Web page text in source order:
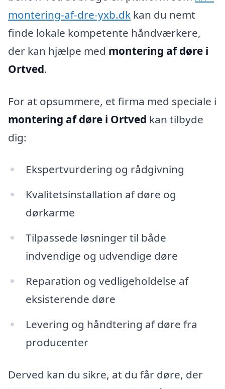
montering-af-dre-yxb.dk kan du nemt
finde lokale kompetente håndværkere,
der kan hjælpe med montering af døre i
Ortved.
For at opsummere, et firma med speciale i
montering af døre i Ortved kan tilbyde
dig:
Ekspertvurdering og rådgivning
Kvalitetsinstallation af døre og
dørkarme
Tilpassede løsninger til både
indvendige og udvendige døre
Reparation og vedligeholdelse af
eksisterende døre
Levering og håndtering af døre fra
producenter
Derved kan du sikre, at du får døre, der